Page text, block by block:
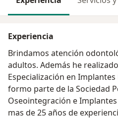
Experiencia
Brindamos atención
adultos. Además he
Especialización en
formo parte de la Sociedad
Oseointegración e
mas de 25 años de